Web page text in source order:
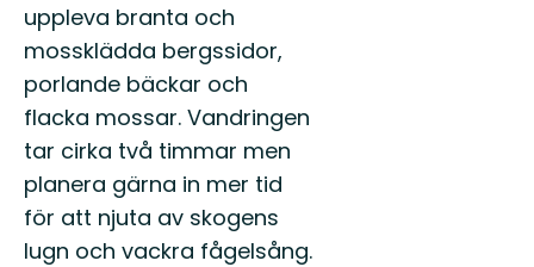
uppleva branta och
mossklädda bergssidor,
porlande bäckar och
flacka mossar. Vandringen
tar cirka två timmar men
planera gärna in mer tid
för att njuta av skogens
lugn och vackra fågelsång.